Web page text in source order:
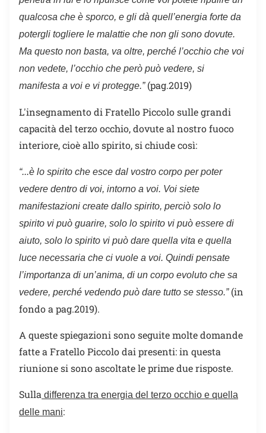
qualcosa che è sporco, e gli dà quell’energia forte da
potergli togliere le malattie che non gli sono dovute.
Ma questo non basta, va oltre, perché l’occhio che voi
non vedete, l’occhio che però può vedere, si
manifesta a voi e vi protegge.” (pag.2019)
L'insegnamento di Fratello Piccolo sulle grandi
capacità del terzo occhio, dovute al nostro fuoco
interiore, cioè allo spirito, si chiude così:
“...è lo spirito che esce dal vostro corpo per poter
vedere dentro di voi, intorno a voi. Voi siete
manifestazioni create dallo spirito, perciò solo lo
spirito vi può guarire, solo lo spirito vi può essere di
aiuto, solo lo spirito vi può dare quella vita e quella
luce necessaria che ci vuole a voi. Quindi pensate
l’importanza di un’anima, di un corpo evoluto che sa
vedere, perché vedendo può dare tutto se stesso.” (in
fondo a pag.2019).
A queste spiegazioni sono seguite molte domande
fatte a Fratello Piccolo dai presenti: in questa
riunione si sono ascoltate le prime due risposte.
Sulla differenza tra energia del terzo occhio e quella
delle mani: